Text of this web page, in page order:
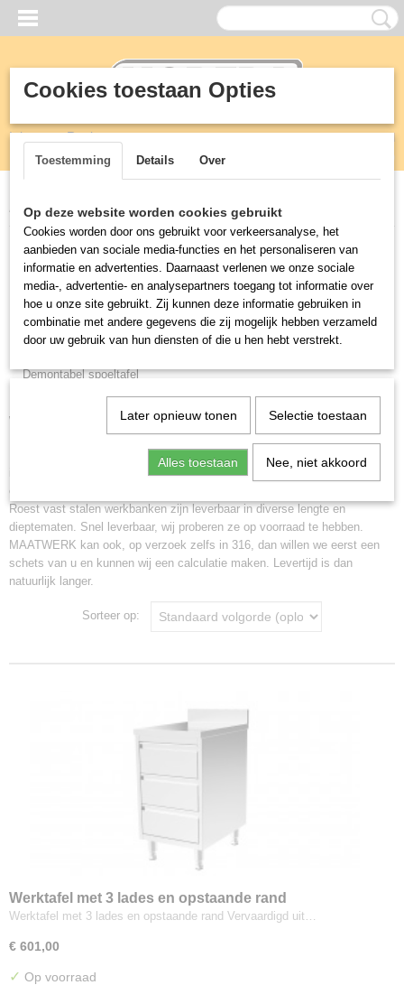
Inloggen Registreren
(0)
Home >RVS>Werkbank
RVS
Horepa rvs line
Aanrecht
Afvalbak vuilnisbak
Demontabel spoeltafel
Maatwerk meubels
Modulair meubels, kasten en werkbladen
Planken wandschappen
Plankdragers consoles
Serveerwagen
RVS afvoerkanaal, pijp, buis afzuiging
Werkbank.
RVS Werkbank met en zonder schuifdeuren en met of zonder ladeblok er
in. U kan kiezen voor een glad werkblad. Of voor een werkblad met een
opstand die wij blokprofiel noemen.
Roest vast stalen werkbanken zijn leverbaar in diverse lengte en
dieptematen. Snel leverbaar, wij proberen ze op voorraad te hebben.
MAATWERK kan ook, op verzoek zelfs in 316, dan willen we eerst een
schets van u en kunnen wij een calculatie maken. Levertijd is dan
natuurlijk langer.
Sorteer op:
Werktafel met 3 lades en opstaande rand
Werktafel met 3 lades en opstaande rand Vervaardigd uit…
€ 601,00
✓ Op voorraad
Cookies toestaan Opties
Toestemming Details Over
Op deze website worden cookies gebruikt
Cookies worden door ons gebruikt voor verkeersanalyse, het
aanbieden van sociale media-functies en het personaliseren van
informatie en advertenties. Daarnaast verlenen we onze sociale
media-, advertentie- en analysepartners toegang tot informatie over
hoe u onze site gebruikt. Zij kunnen deze informatie gebruiken in
combinatie met andere gegevens die zij mogelijk hebben verzameld
door uw gebruik van hun diensten of die u hen hebt verstrekt.
Later opnieuw tonen Selectie toestaan
Alles toestaan Nee, niet akkoord